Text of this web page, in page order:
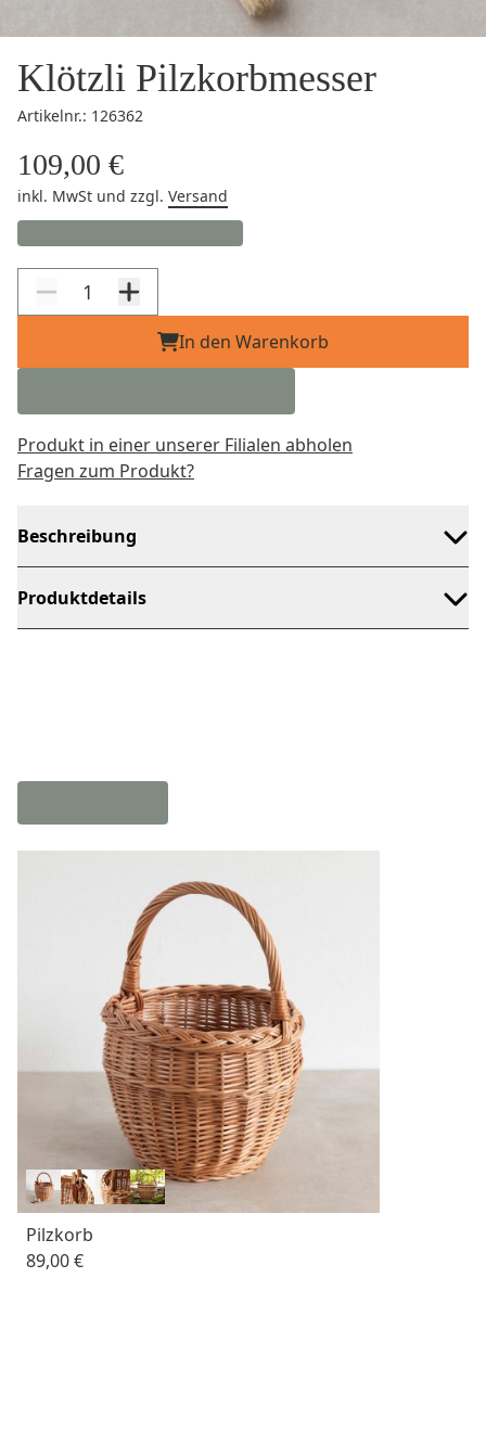
Klötzli Pilzkorbmesser
Artikelnr.: 126362
109,00 €
inkl. MwSt und zzgl. Versand
In den Warenkorb
Produkt in einer unserer Filialen abholen
Fragen zum Produkt?
Beschreibung
Produktdetails
Pilzkorb
89,00 €